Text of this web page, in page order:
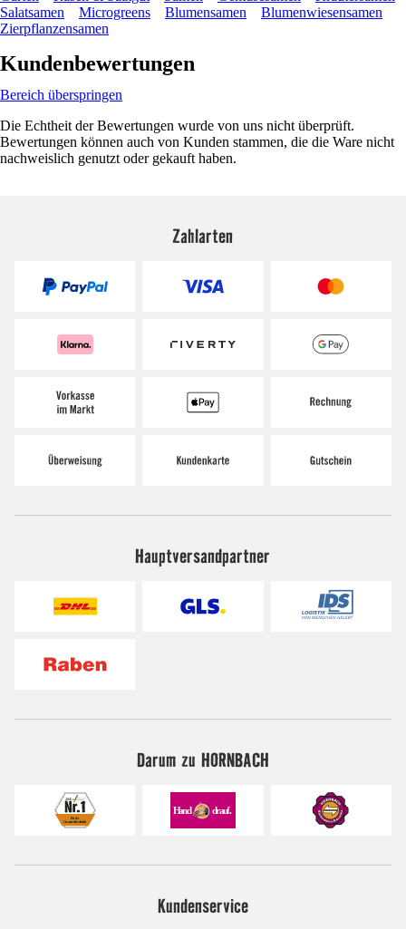
Salatsamen
Microgreens Blumensamen
Blumenwiesensamen
Zierpflanzensamen
Kundenbewertungen
Bereich überspringen
Die Echtheit der Bewertungen wurde von uns nicht überprüft.
Bewertungen können auch von Kunden stammen, die die Ware nicht
nachweislich genutzt oder gekauft haben.
Zahlarten
Hauptversandpartner
Darum zu HORNBACH
Kundenservice